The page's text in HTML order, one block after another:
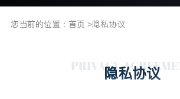
您当前的位置： 首页 >隐私协议
PRIVACY隐私协议